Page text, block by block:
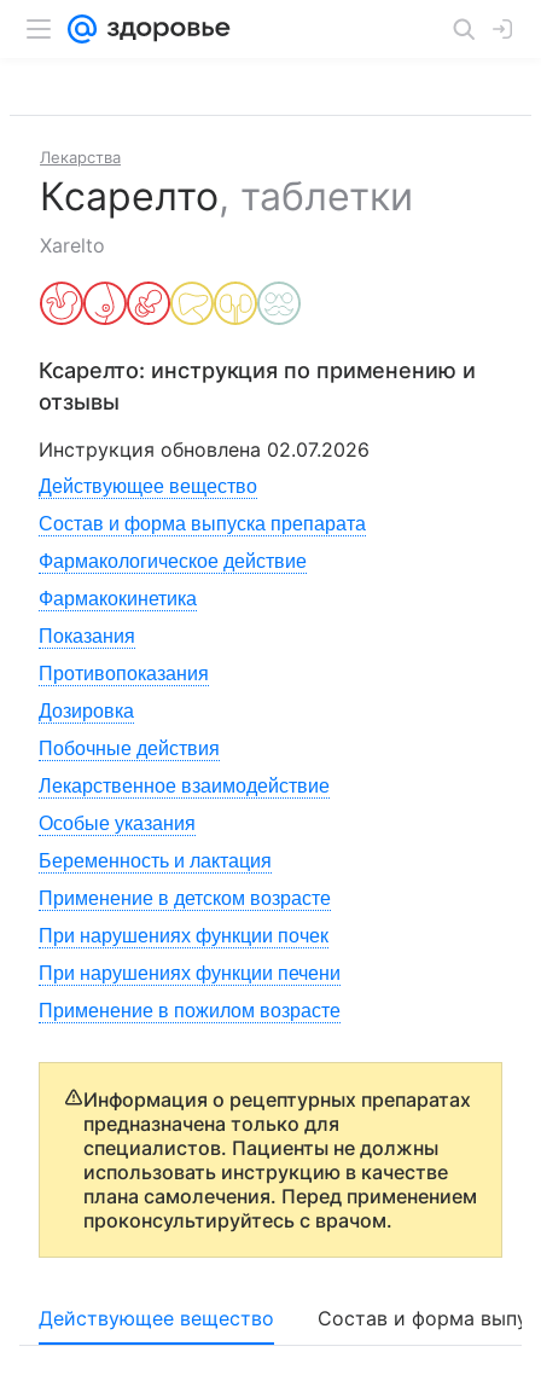
Лекарства
Ксарелто, таблетки
Xarelto
Ксарелто: инструкция по применению и
отзывы
Инструкция обновлена 02.07.2026
Действующее вещество
Состав и форма выпуска препарата
Фармакологическое действие
Фармакокинетика
Показания
Противопоказания
Дозировка
Побочные действия
Лекарственное взаимодействие
Особые указания
Беременность и лактация
Применение в детском возрасте
При нарушениях функции почек
При нарушениях функции печени
Применение в пожилом возрасте
Информация о рецептурных препаратах
предназначена только для
специалистов. Пациенты не должны
использовать инструкцию в качестве
плана самолечения. Перед применением
проконсультируйтесь с врачом.
Действующее вещество Состав и форма